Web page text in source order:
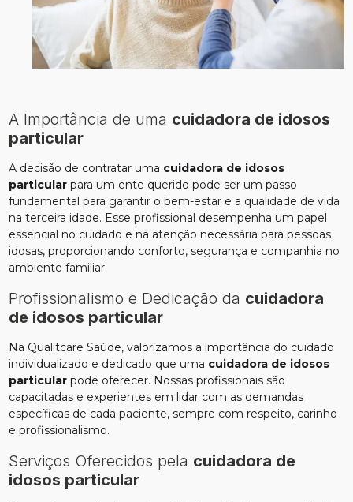
A Importância de uma cuidadora de idosos
particular
A decisão de contratar uma cuidadora de idosos
particular para um ente querido pode ser um passo
fundamental para garantir o bem-estar e a qualidade de vida
na terceira idade. Esse profissional desempenha um papel
essencial no cuidado e na atenção necessária para pessoas
idosas, proporcionando conforto, segurança e companhia no
ambiente familiar.
Profissionalismo e Dedicação da cuidadora
de idosos particular
Na Qualitcare Saúde, valorizamos a importância do cuidado
individualizado e dedicado que uma cuidadora de idosos
particular pode oferecer. Nossas profissionais são
capacitadas e experientes em lidar com as demandas
específicas de cada paciente, sempre com respeito, carinho
e profissionalismo.
Serviços Oferecidos pela cuidadora de
idosos particular